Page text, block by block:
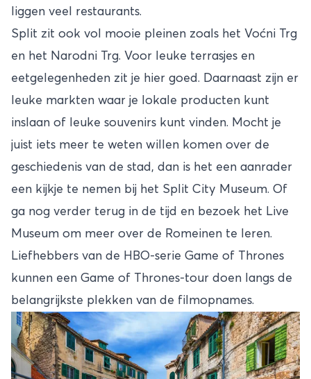
liggen veel restaurants.
Split zit ook vol mooie pleinen zoals het Voćni Trg
en het Narodni Trg. Voor leuke terrasjes en
eetgelegenheden zit je hier goed. Daarnaast zijn er
leuke markten waar je lokale producten kunt
inslaan of leuke souvenirs kunt vinden. Mocht je
juist iets meer te weten willen komen over de
geschiedenis van de stad, dan is het een aanrader
een kijkje te nemen bij het Split City Museum. Of
ga nog verder terug in de tijd en bezoek het Live
Museum om meer over de Romeinen te leren.
Liefhebbers van de HBO-serie Game of Thrones
kunnen een Game of Thrones-tour doen langs de
belangrijkste plekken van de filmopnames.